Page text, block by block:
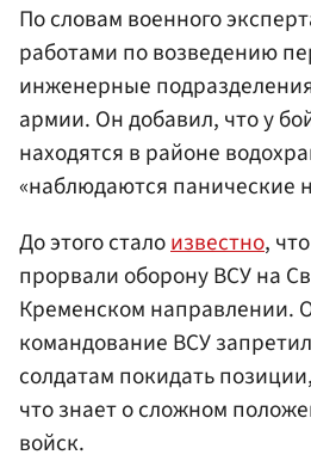
По словам военного
работами по возведению
инженерные
армии. Он добавил, что у
находятся в районе
«наблюдаются панические
До этого сталоизвестно,
прорвали оборону ВСУ на
Кременском направлении.
командование ВСУ
солдатам покидать
что знает о сложном
войск.